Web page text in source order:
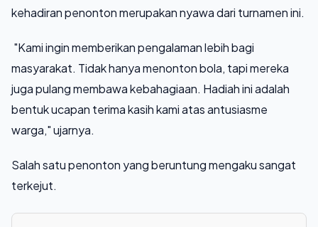
kehadiran penonton merupakan nyawa dari turnamen ini.
"Kami ingin memberikan pengalaman lebih bagi
masyarakat. Tidak hanya menonton bola, tapi mereka
juga pulang membawa kebahagiaan. Hadiah ini adalah
bentuk ucapan terima kasih kami atas antusiasme
warga," ujarnya.
Salah satu penonton yang beruntung mengaku sangat
terkejut.